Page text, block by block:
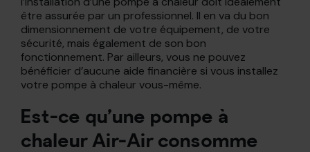
être assurée par un professionnel. Il en va du bon
dimensionnement de votre équipement, de votre
sécurité, mais également de son bon
fonctionnement. Par ailleurs, vous ne pouvez
bénéficier d’aucune aide financière si vous installez
votre pompe à chaleur vous-même.
Est-ce qu’une pompe à
chaleur Air-Air consomme